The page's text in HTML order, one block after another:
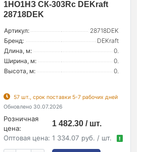
1НО1НЗ СК-303Rc DEKraft
28718DEK
Артикул:
28718DEK
Бренд:
DEKraft
Длина, м:
0.
Ширина, м:
0.
Высота, м:
0.
57 шт., срок поставки 5-7 рабочих дней
Обновлено 30.07.2026
Розничная
цена:
1 482.30 / шт.
Оптовая цена: 1 334.07 руб. / шт. !